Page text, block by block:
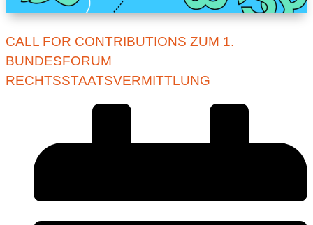
CALL FOR CONTRIBUTIONS ZUM 1.
BUNDESFORUM
RECHTSSTAATSVERMITTLUNG